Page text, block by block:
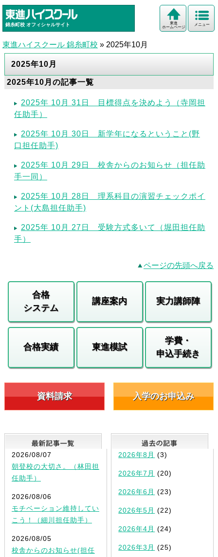
錦糸町校 オフィシャルサイト メニュー
東進
ホームページ
東進ハイスクール 錦糸町校 » 2025年10月
2025年10月
2025年10月の記事一覧
2025年 10月 31日 目標得点を決めよう（寺岡担
任助手）
2025年 10月 30日 新学年になるということ(野
口担任助手)
2025年 10月 29日 校舎からのお知らせ（担任助
手一同）
2025年 10月 28日 理系科目の演習チェックポイ
ント(大島担任助手)
2025年 10月 27日 受験方式多いて（堀田担任助
手）
ページの先頭へ戻る
合格
システム
講座案内 実力講師陣
合格実績 東進模試
学費・
申込手続き
資料請求 入学のお申込み
最新記事一覧
2026/08/07
朝登校の大切さ。（林田担
任助手）
2026/08/06
モチベーション維持してい
こう！（細川担任助手）
2026/08/05
校舎からのお知らせ(担任
2026年8月 (3)
2026年7月 (20)
2026年6月 (23)
2026年5月 (22)
2026年4月 (24)
2026年3月 (25)